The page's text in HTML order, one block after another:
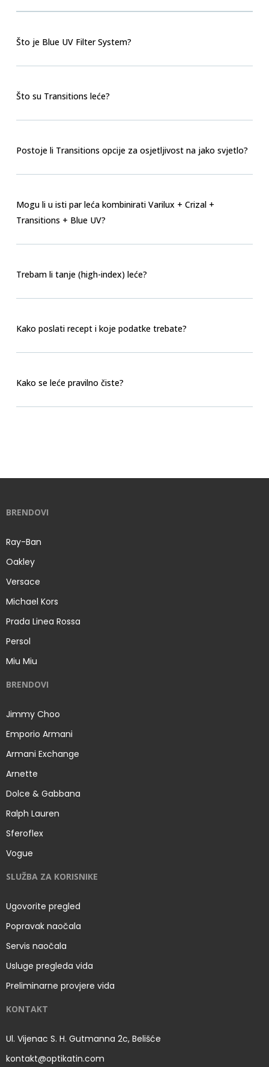
Što je Blue UV Filter System?
Što su Transitions leće?
Postoje li Transitions opcije za osjetljivost na jako svjetlo?
Mogu li u isti par leća kombinirati Varilux + Crizal +
Transitions + Blue UV?
Trebam li tanje (high-index) leće?
Kako poslati recept i koje podatke trebate?
Kako se leće pravilno čiste?
BRENDOVI
Ray-Ban
Oakley
Versace
Michael Kors
Prada Linea Rossa
Persol
Miu Miu
BRENDOVI
Jimmy Choo
Emporio Armani
Armani Exchange
Arnette
Dolce & Gabbana
Ralph Lauren
Sferoflex
Vogue
SLUŽBA ZA KORISNIKE
Ugovorite pregled
Popravak naočala
Servis naočala
Usluge pregleda vida
Preliminarne provjere vida
KONTAKT
Ul. Vijenac S. H. Gutmanna 2c, Belišće
kontakt@optikatin.com